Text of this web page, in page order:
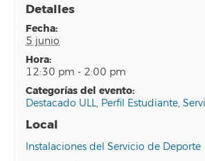
Detalles
fecha:
5 junio
hora:
12:30 pm - 2:00 pm
categorías del evento:
Destacado ULL, Perfil Estudiante,
Local
Instalaciones del Servicio de Deporte